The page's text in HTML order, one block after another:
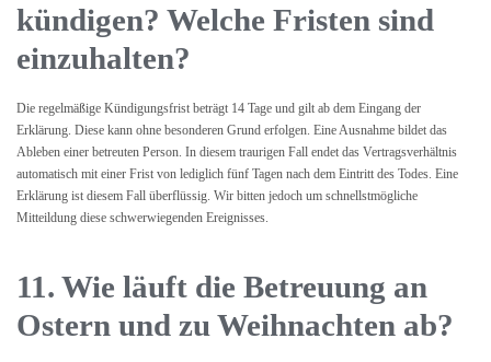
kündigen? Welche Fristen sind
einzuhalten?
Die regelmäßige Kündigungsfrist beträgt 14 Tage und gilt ab dem Eingang der
Erklärung. Diese kann ohne besonderen Grund erfolgen. Eine Ausnahme bildet das
Ableben einer betreuten Person. In diesem traurigen Fall endet das Vertragsverhältnis
automatisch mit einer Frist von lediglich fünf Tagen nach dem Eintritt des Todes. Eine
Erklärung ist diesem Fall überflüssig. Wir bitten jedoch um schnellstmögliche
Mitteildung diese schwerwiegenden Ereignisses.
11. Wie läuft die Betreuung an
Ostern und zu Weihnachten ab?